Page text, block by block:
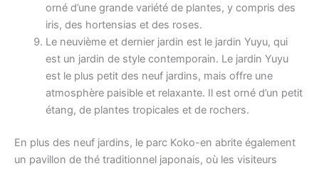
orné d’une grande variété de plantes, y compris des
iris, des hortensias et des roses.
Le neuvième et dernier jardin est le jardin Yuyu, qui
est un jardin de style contemporain. Le jardin Yuyu
est le plus petit des neuf jardins, mais offre une
atmosphère paisible et relaxante. Il est orné d’un petit
étang, de plantes tropicales et de rochers.
En plus des neuf jardins, le parc Koko-en abrite également
un pavillon de thé traditionnel japonais, où les visiteurs